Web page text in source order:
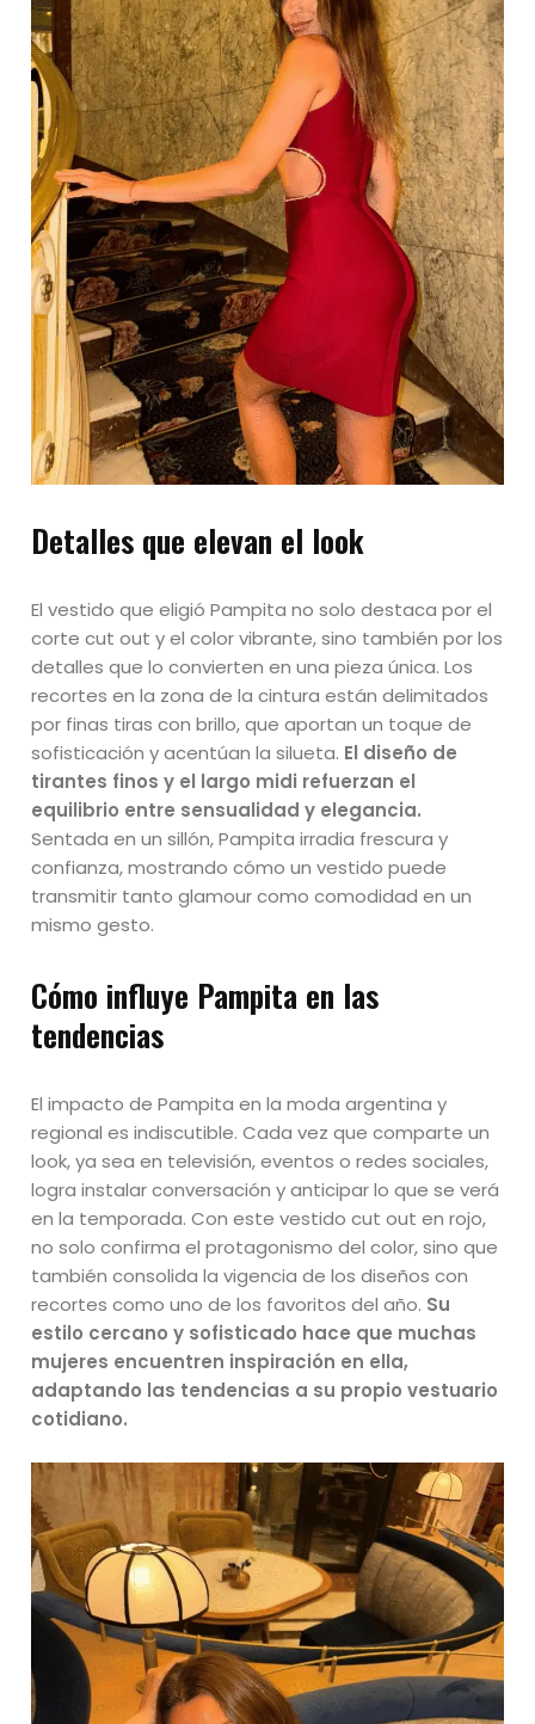
Detalles que elevan el look
El vestido que eligió Pampita no solo destaca por el
corte cut out y el color vibrante, sino también por los
detalles que lo convierten en una pieza única. Los
recortes en la zona de la cintura están delimitados
por finas tiras con brillo, que aportan un toque de
sofisticación y acentúan la silueta. El diseño de
tirantes finos y el largo midi refuerzan el
equilibrio entre sensualidad y elegancia.
Sentada en un sillón, Pampita irradia frescura y
confianza, mostrando cómo un vestido puede
transmitir tanto glamour como comodidad en un
mismo gesto.
Cómo influye Pampita en las
tendencias
El impacto de Pampita en la moda argentina y
regional es indiscutible. Cada vez que comparte un
look, ya sea en televisión, eventos o redes sociales,
logra instalar conversación y anticipar lo que se verá
en la temporada. Con este vestido cut out en rojo,
no solo confirma el protagonismo del color, sino que
también consolida la vigencia de los diseños con
recortes como uno de los favoritos del año. Su
estilo cercano y sofisticado hace que muchas
mujeres encuentren inspiración en ella,
adaptando las tendencias a su propio vestuario
cotidiano.